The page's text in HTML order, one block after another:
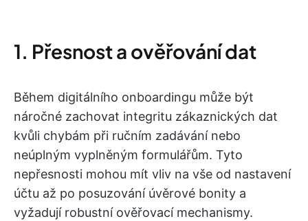
1. Přesnost a ověřování dat
Během digitálního onboardingu může být
náročné zachovat integritu zákaznických dat
kvůli chybám při ručním zadávání nebo
neúplným vyplněným formulářům. Tyto
nepřesnosti mohou mít vliv na vše od nastavení
účtu až po posuzování úvěrové bonity a
vyžadují robustní ověřovací mechanismy.